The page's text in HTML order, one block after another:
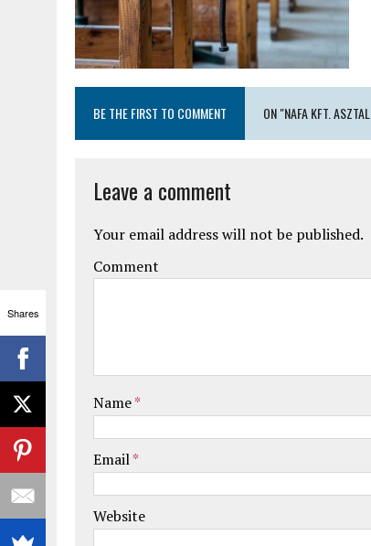
BE THE FIRST TO COMMENT ON "NAFA KFT.
Leave a comment
Your email address will not be published.
Comment
Name*
Email*
Website
Shares